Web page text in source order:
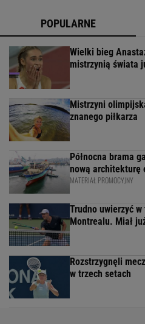
POPULARNE
Wielki bieg
mistrzynią świata
Mistrzyni
znanego piłkarza
Północna brama
nową architekturę
MATERIAŁ PROMOCYJNY
Trudno uwierzyć
Montrealu. Miał
Rozstrzygnęli
w trzech setach